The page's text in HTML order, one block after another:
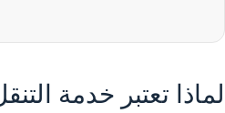
لماذا تعتبر خدمة